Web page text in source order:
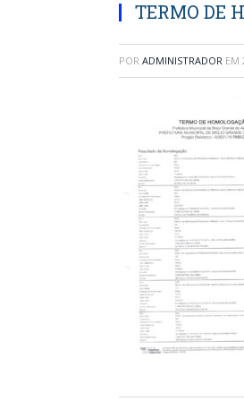
TERMO DE
POR ADMINISTRADOR EM